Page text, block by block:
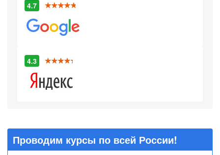
4.7
4.3
Проводим курсы по всей России!